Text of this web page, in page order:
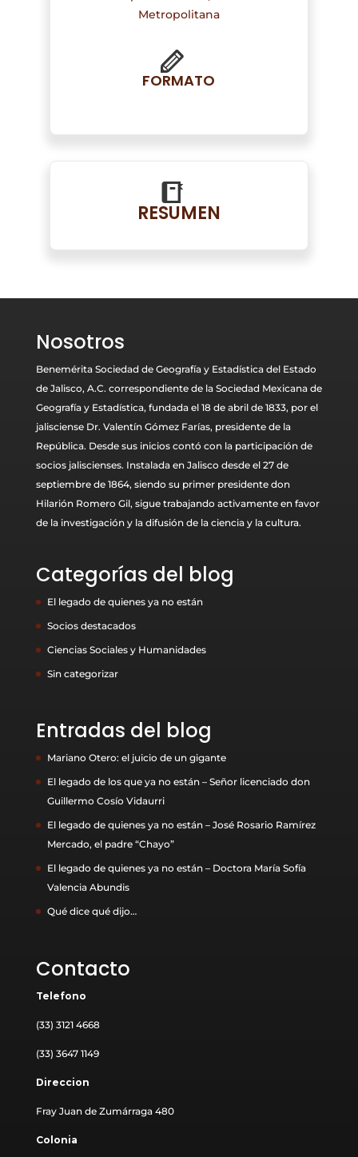
Metropolitana
FORMATO
RESUMEN
Nosotros
Benemérita Sociedad de Geografía y Estadística del Estado
de Jalisco, A.C. correspondiente de la Sociedad Mexicana de
Geografía y Estadística, fundada el 18 de abril de 1833, por el
jalisciense Dr. Valentín Gómez Farías, presidente de la
República. Desde sus inicios contó con la participación de
socios jaliscienses. Instalada en Jalisco desde el 27 de
septiembre de 1864, siendo su primer presidente don
Hilarión Romero Gil, sigue trabajando activamente en favor
de la investigación y la difusión de la ciencia y la cultura.
Categorías del blog
El legado de quienes ya no están
Socios destacados
Ciencias Sociales y Humanidades
Sin categorizar
Entradas del blog
Mariano Otero: el juicio de un gigante
El legado de los que ya no están – Señor licenciado don
Guillermo Cosío Vidaurri
El legado de quienes ya no están – José Rosario Ramírez
Mercado, el padre “Chayo”
El legado de quienes ya no están – Doctora María Sofía
Valencia Abundis
Qué dice qué dijo…
Contacto
Telefono
(33) 3121 4668
(33) 3647 1149
Direccion
Fray Juan de Zumárraga 480
Colonia